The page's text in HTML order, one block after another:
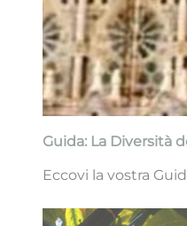
Guida: La Diversità
Eccovi la vostra